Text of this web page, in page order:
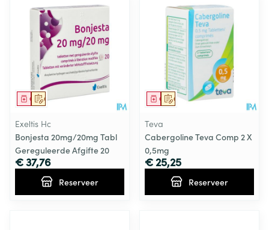
Op voorschrift
Geneesmiddel
Exeltis Hc
Bonjesta 20mg/20mg Tabl
Gereguleerde Afgifte 20
€ 37,76
Reserveer
Op voorschrift
Geneesmiddel
Teva
Cabergoline Teva Comp 2 X
0,5mg
€ 25,25
Reserveer